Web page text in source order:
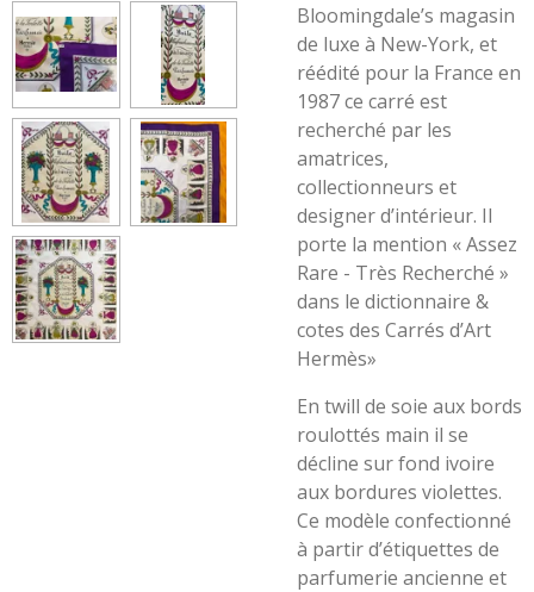
Bloomingdale’s magasin
de luxe à New-York, et
réédité pour la France en
1987 ce carré est
recherché par les
amatrices,
collectionneurs et
designer d’intérieur. Il
porte la mention « Assez
Rare - Très Recherché »
dans le dictionnaire &
cotes des Carrés d’Art
Hermès»
En twill de soie aux bords
roulottés main il se
décline sur fond ivoire
aux bordures violettes.
Ce modèle confectionné
à partir d’étiquettes de
parfumerie ancienne et